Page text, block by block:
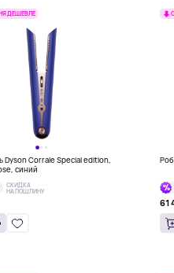
ДЕШЕВЛЕ
Dyson Corrale Special edition,
синий
СКИДКА
НА ПОШЛИНУ
61